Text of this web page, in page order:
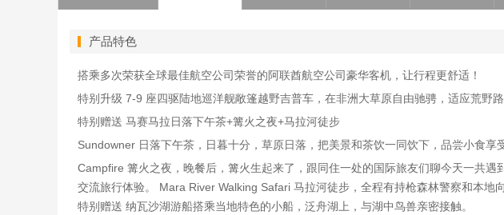
产品特色
搭乘多次荣获全球最佳航空公司荣誉的阿联酋航空公司豪华客机，让行程更舒适！
特别升级 7-9 座四驱陆地巡洋舰敞篷越野吉普车，在非洲大草原自由驰骋，适应荒野路
特别赠送 马赛马拉日落下午茶+篝火之夜+马拉河徒步
Sundowner 日落下午茶，日暮十分，草原日落，把美景和茶饮一同饮下，品尝小食享
Campfire 篝火之夜，晚餐后，篝火生起来了，跟同住一处的国际旅友们聊今天一共
交流旅行体验。 Mara River Walking Safari 马拉河徒步，全程有持枪森林警察和本地
特别赠送 纳瓦沙湖游船搭乘当地特色的小船，泛舟湖上，与湖中鸟兽亲密接触。